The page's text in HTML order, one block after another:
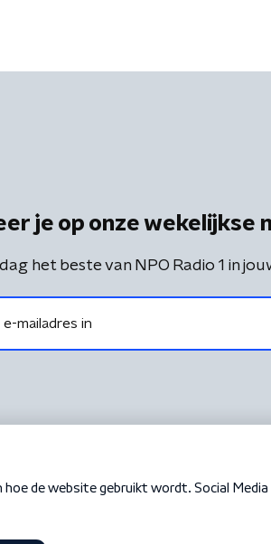
je op onze wekelijkse
het beste van NPO Radio 1 in